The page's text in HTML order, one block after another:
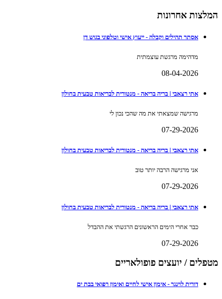
המלצות אחרונות
אסתר תהילים וקבלה - ייעוץ אישי וטלפוני בגוש דן
מדהימה מרגשת עוצמתית
08-04-2026
אתי רצאבי | בריה בריאה - מנטורית לבריאות טבעית בחולון
מרגישה שמצאתי את מה שהכי נכון לי
07-29-2026
אתי רצאבי | בריה בריאה - מנטורית לבריאות טבעית בחולון
אני מרגישה הרבה יותר טוב
07-29-2026
אתי רצאבי | בריה בריאה - מנטורית לבריאות טבעית בחולון
כבר אחרי הימים הראשונים הרגשתי את ההבדל
07-29-2026
מטפלים / יועצים פופולאריים
דורית לוינגר - אימון אישי לחיים ואימון רפואי בבת ים